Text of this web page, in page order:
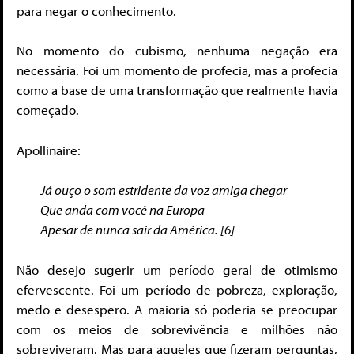
para negar o conhecimento.
No momento do cubismo, nenhuma negação era
necessária. Foi um momento de profecia, mas a profecia
como a base de uma transformação que realmente havia
começado.
Apollinaire:
Já ouço o som estridente da voz amiga chegar
Que anda com você na Europa
Apesar de nunca sair da América. [6]
Não desejo sugerir um período geral de otimismo
efervescente. Foi um período de pobreza, exploração,
medo e desespero. A maioria só poderia se preocupar
com os meios de sobrevivência e milhões não
sobreviveram. Mas para aqueles que fizeram perguntas,